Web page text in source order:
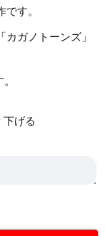
す。
ガノトーンズ」
下げる